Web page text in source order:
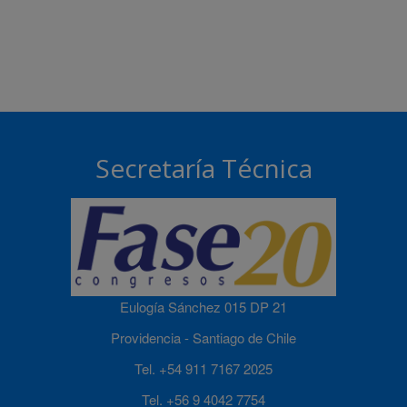
Secretaría Técnica
Eulogía Sánchez 015 DP 21
Providencia - Santiago de Chile
Tel. +54 911 7167 2025
Tel. +56 9 4042 7754